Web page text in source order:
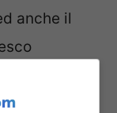
anche il